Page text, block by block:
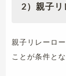
2）親子
親子リレーロ
ことが条件とな